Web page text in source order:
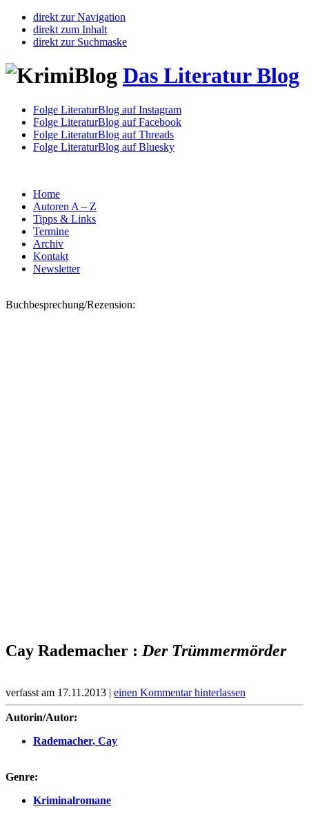
direkt zur Navigation
direkt zum Inhalt
direkt zur Suchmaske
Das Literatur Blog
Folge LiteraturBlog auf Instagram
Folge LiteraturBlog auf Facebook
Folge LiteraturBlog auf Threads
Folge LiteraturBlog auf Bluesky
Home
Autoren A – Z
Tipps & Links
Termine
Archiv
Kontakt
Newsletter
Buchbesprechung/Rezension:
Cay Rademacher : Der Trümmermörder
verfasst am 17.11.2013 | einen Kommentar hinterlassen
Autorin/Autor:
Rademacher, Cay
Genre:
Kriminalromane